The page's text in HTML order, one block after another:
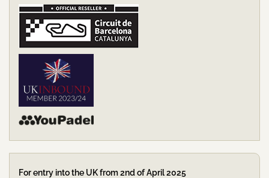
For entry into the UK from 2nd of April 2025